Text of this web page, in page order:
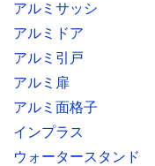
アルミサッシ
アルミドア
アルミ引戸
アルミ扉
アルミ面格子
インプラス
ウォータースタンド